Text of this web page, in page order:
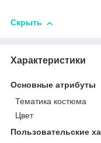
Скрыть
Характеристики
Основные атрибуты
Тематика костюма
Цвет
Пользовательские